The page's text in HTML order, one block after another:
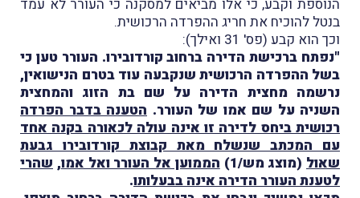
הנוספת וקבע, כי אלו מביאים למסקנה כי העורר לא עמד
בנטל להוכיח את חריג ההפרדה הרכושית.
וכך הוא קבע (פס' 31 ואילך):
"נפתח ברכישת הדירה ברחוב קורדובירו. העורר טען כי
בשל ההפרדה הרכושית שנקבעה עוד בטרם הנישואין,
נרשמה מחצית הדירה על שם בת הזוג והמחצית
השניה על שם אמו של העורר. הטענה בדבר הפרדה
רכושית ביחס לדירה זו אינה עולה לכאורה בקנה אחד
עם המכתב שנשלח מאת קבוצת קורדובירו גבעת
שאול (מוצג מש/1) הממוען אל העורר ואל אמו, שהרי
לטענת העורר הדירה אינה בבעלותו.